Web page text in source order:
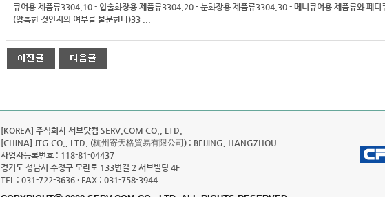
큐어용 제품류3304.10 - 입술화장용 제품류3304.20 - 눈화장용 제품류3304.30 - 메니큐어용 제품류와 페
(압축한 것인지의 여부를 불문한다)33 ...
[KOREA] 주식회사 서브닷컴 SERV.COM CO., LTD.
[CHINA] JTG CO., LTD. (杭州寄天格貿易有限公司) : BEIJING, HANGZHOU
사업자등록번호 : 118-81-04437
경기도 성남시 수정구 모란로 133번길 2 서브빌딩 4F
TEL : 031-722-3636 · FAX : 031-758-3944